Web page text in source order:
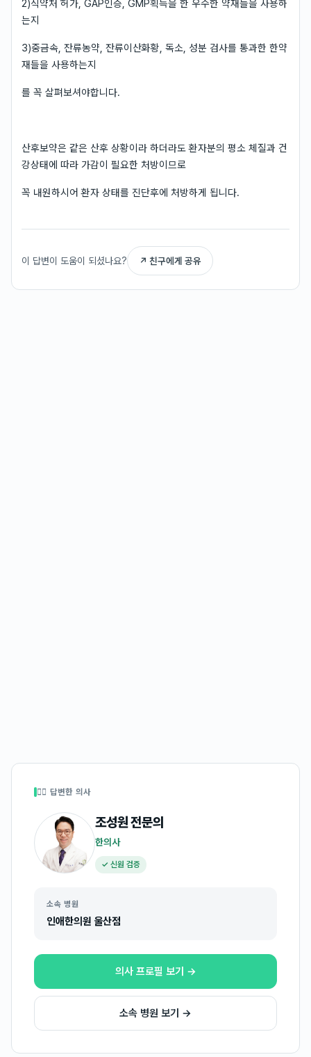
2)식약처 허가, GAP인증, GMP획득을 한 우수한 약재들을 사용하
는지
3)중금속, 잔류농약, 잔류이산화황, 독소, 성분 검사를 통과한 한약
재들을 사용하는지
를 꼭 살펴보셔야합니다.
산후보약은 같은 산후 상황이라 하더라도 환자분의 평소 체질과 건
강상태에 따라 가감이 필요한 처방이므로
꼭 내원하시어 환자 상태를 진단후에 처방하게 됩니다.
이 답변이 도움이 되셨나요? ↗ 친구에게 공유
👩‍⚕️ 답변한 의사
조성원전문의
한의사
✓ 신원 검증
소속 병원
인애한의원 울산점
의사 프로필 보기 →
소속 병원 보기 →